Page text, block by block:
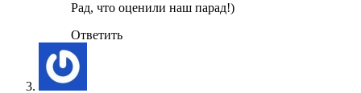
Рад, что оценили наш парад!)
Ответить